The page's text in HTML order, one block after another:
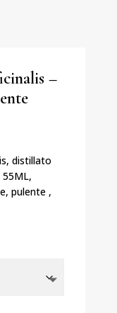
–
distillato
pulente ,